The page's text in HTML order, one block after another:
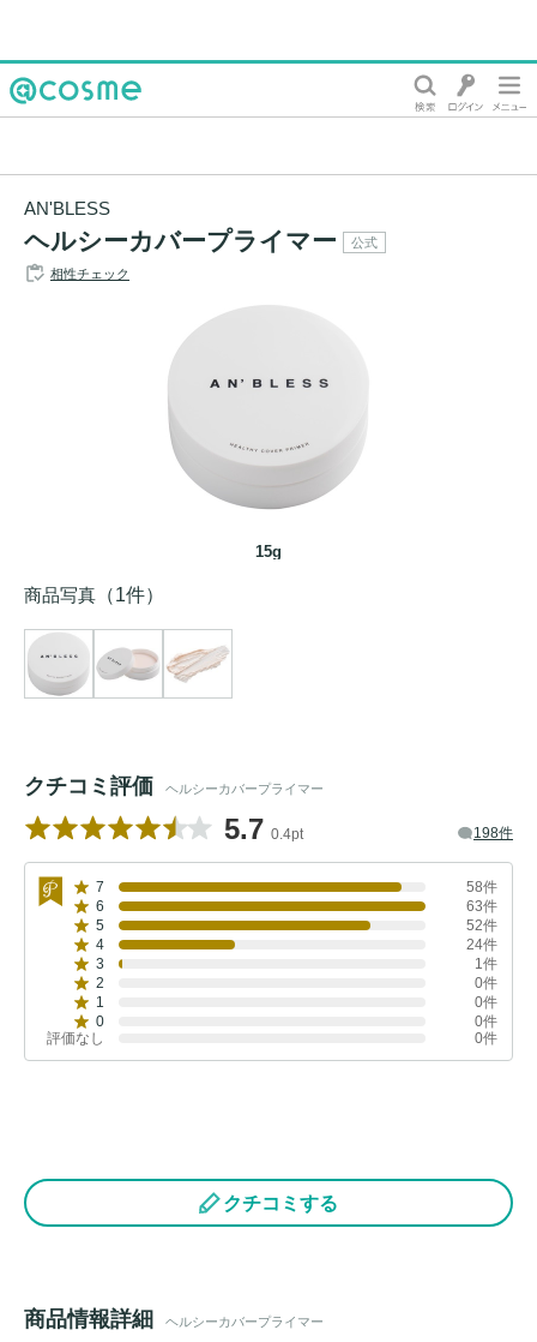
AN'BLESS
ヘルシーカバープライマー 公式
相性チェック
15g
商品写真 （1件）
クチコミ評価 ヘルシーカバープライマー
5.7 0.4pt 198件
7
58件
6
63件
5
52件
4
24件
3
1件
2
0件
1
0件
0
0件
評価なし
0件
クチコミする
商品情報詳細 ヘルシーカバープライマー